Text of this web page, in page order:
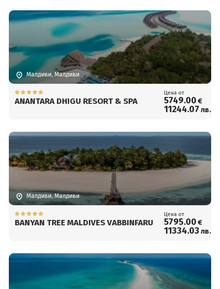
Малдиви, Малдиви
ANANTARA DHIGU RESORT & SPA
Цена от
5749.00 €
11244.07 лв.
Малдиви, Малдиви
BANYAN TREE MALDIVES VABBINFARU
Цена от
5795.00 €
11334.03 лв.